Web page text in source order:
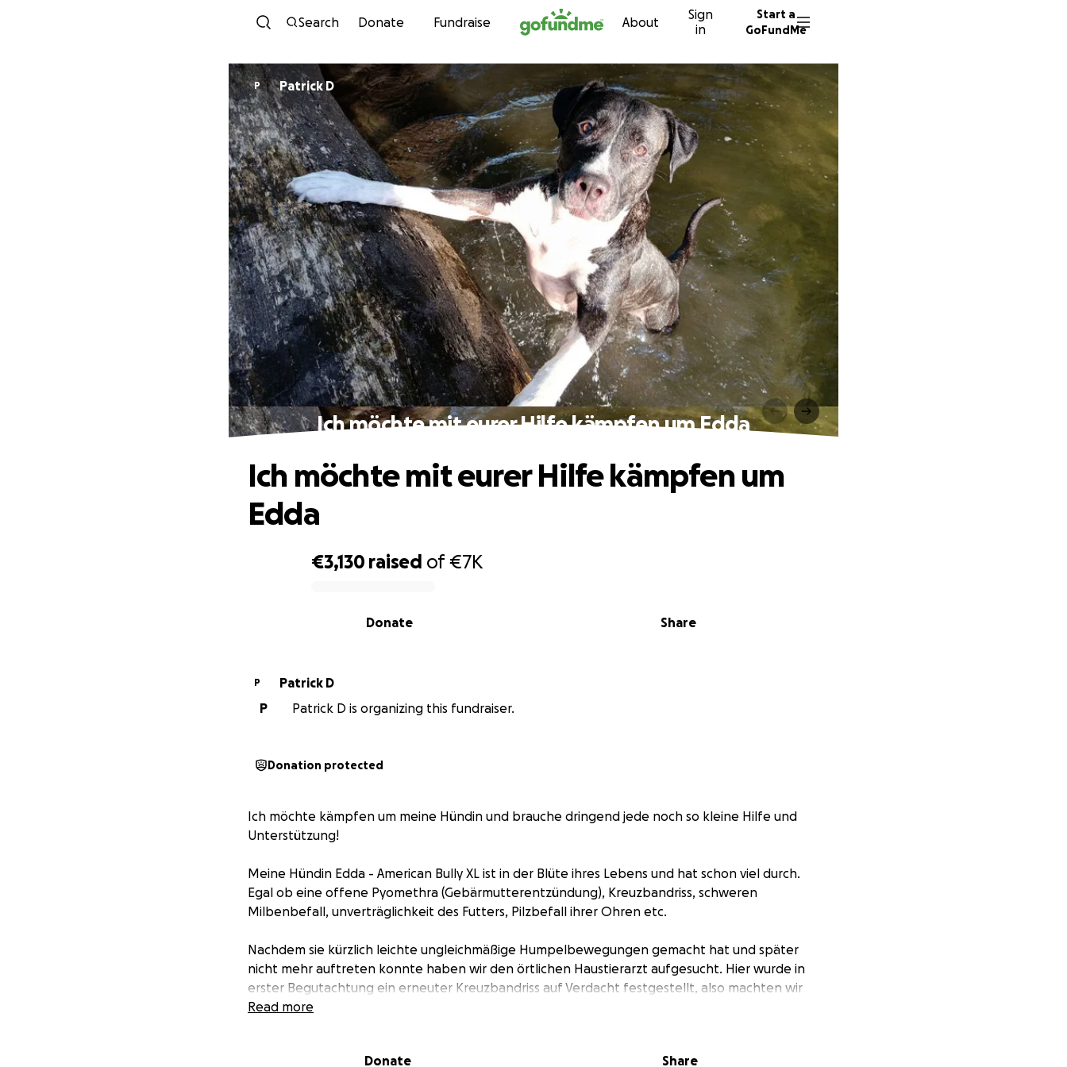
Skip to content
Search Donate Fundraise About
Sign
in
Start a
GoFundMe
P Patrick D
Ich möchte mit eurer Hilfe kämpfen um Edda
€3,130 raised of€7K
Share
Donate
Ich möchte mit eurer Hilfe kämpfen um
Edda
P
Patrick D
P
Patrick D is organizing this fundraiser.
Donation protected
Ich möchte kämpfen um meine Hündin und brauche dringend jede noch so kleine Hilfe und
Unterstützung!
Meine Hündin Edda - American Bully XL ist in der Blüte ihres Lebens und hat schon viel durch.
Egal ob eine offene Pyomethra (Gebärmutterentzündung), Kreuzbandriss, schweren
Milbenbefall, unverträglichkeit des Futters, Pilzbefall ihrer Ohren etc.
Nachdem sie kürzlich leichte ungleichmäßige Humpelbewegungen gemacht hat und später
nicht mehr auftreten konnte haben wir den örtlichen Haustierarzt aufgesucht. Hier wurde in
erster Begutachtung ein erneuter Kreuzbandriss auf Verdacht festgestellt, also machten wir
einen Termin in der Kleintier Chirurgie.
Read more
Donate Share